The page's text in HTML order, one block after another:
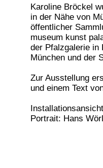
Karoline Bröckel
in der Nähe von
öffentlicher
museum kunst
der Pfalzgalerie in
München und der
Zur Ausstellung
und einem Text
Portrait: Hans